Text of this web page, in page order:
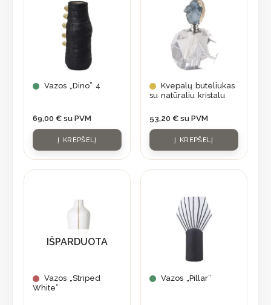
Vazos „Dino” 4
69,00 € su PVM
Į KREPŠELĮ
Kvepalų buteliukas
su natūraliu kristalu
53,20 € su PVM
Į KREPŠELĮ
IŠPARDUOTA
Vazos „Striped
White”
Vazos „Pillar”